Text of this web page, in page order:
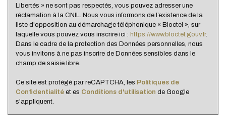
Familles sans enfant
47,25 %
Familles avec 1 ou 2 enfants
Maisons
26,02 %
Appartements
73,98 %
Libertés » ne sont pas respectés, vous pouvez adresser une
réclamation à la CNIL. Nous vous informons de l’existence de la
liste d'opposition au démarchage téléphonique « Bloctel », sur
laquelle vous pouvez vous inscrire ici : https://www.bloctel.gouv.fr.
Dans le cadre de la protection des Données personnelles, nous
vous invitons à ne pas inscrire de Données sensibles dans le
champ de saisie libre.
Ce site est protégé par reCAPTCHA, les Politiques de
Confidentialité et es Conditions d'utilisation de Google
s'appliquent.